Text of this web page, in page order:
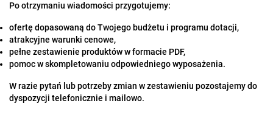
Po otrzymaniu wiadomości przygotujemy:
ofertę dopasowaną do Twojego budżetu i programu dotacji,
atrakcyjne warunki cenowe,
pełne zestawienie produktów w formacie PDF,
pomoc w skompletowaniu odpowiedniego wyposażenia.
W razie pytań lub potrzeby zmian w zestawieniu pozostajemy do
dyspozycji telefonicznie i mailowo.